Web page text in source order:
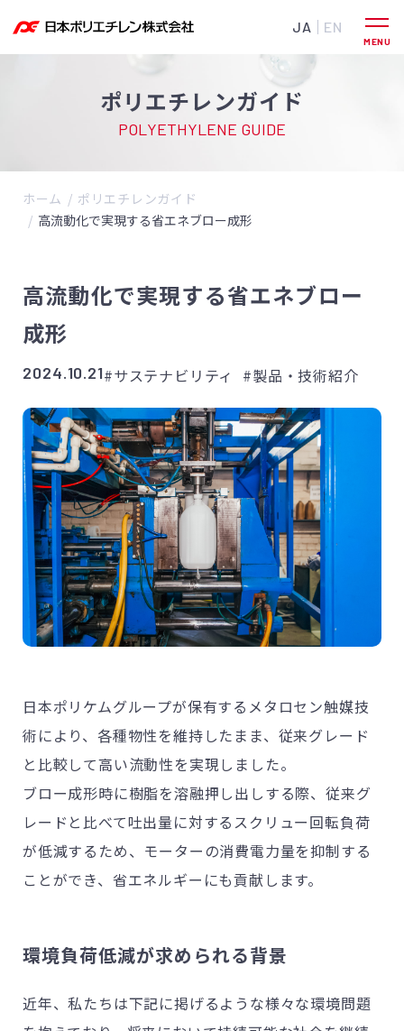
JA EN
ポリエチレンガイド
POLYETHYLENE GUIDE
ホーム
ポリエチレンガイド
高流動化で実現する省エネブロー成形
高流動化で実現する省エネブロー
成形
2024.10.21#サステナビリティ #製品・技術紹介
日本ポリケムグループが保有するメタロセン触媒技
術により、各種物性を維持したまま、従来グレード
と比較して高い流動性を実現しました。
ブロー成形時に樹脂を溶融押し出しする際、従来グ
レードと比べて吐出量に対するスクリュー回転負荷
が低減するため、モーターの消費電力量を抑制する
ことができ、省エネルギーにも貢献します。
環境負荷低減が求められる背景
近年、私たちは下記に掲げるような様々な環境問題